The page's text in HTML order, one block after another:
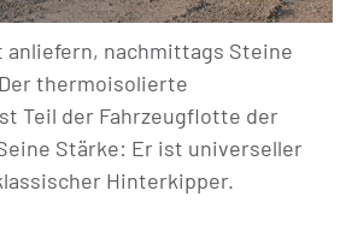
anliefern, nachmittags Steine
thermoisolierte
Teil der Fahrzeugflotte der
Stärke: Er ist universeller
Hinterkipper.